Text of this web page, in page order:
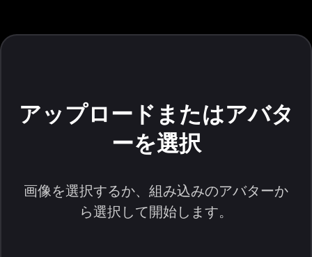
アップロードまたはアバタ
ーを選択
画像を選択するか、組み込みのアバターか
ら選択して開始します。